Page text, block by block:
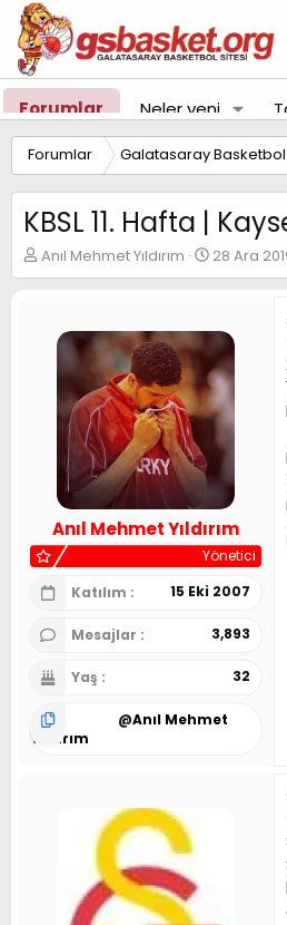
Forumlar Neler yeni
Forumlar Galatasaray Basketbol
KBSL 11. Hafta |
K
o
Anıl Mehmet Yıldırım
B
a
a
n
g
ı
ç
a
h
i
28 Ara
Anıl Mehmet Yıldırım
Yönetici
Katılım
15 Eki 2007
Mesajlar 3,893
Yaş 32
@Anıl Mehmet
Yıldırım